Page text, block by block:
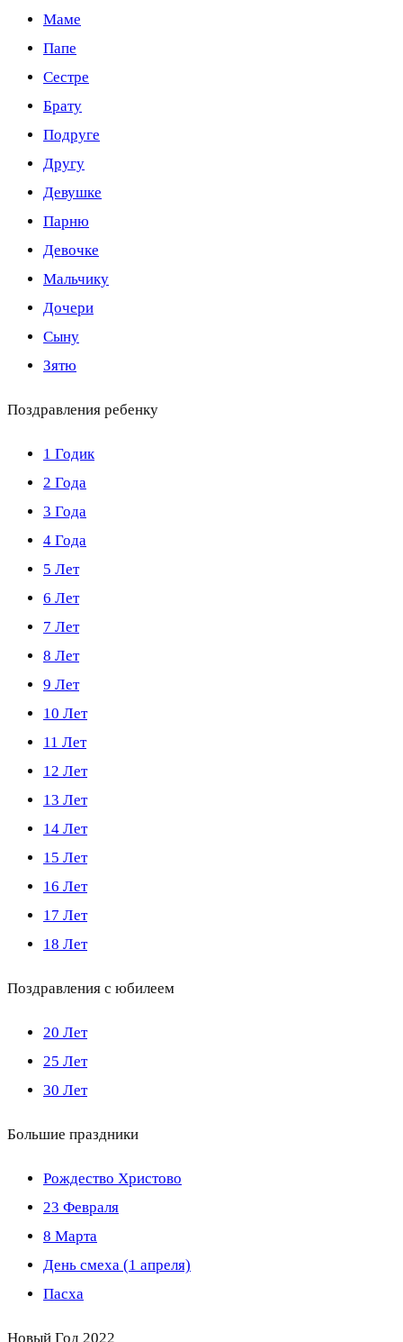
Маме
Папе
Сестре
Брату
Подруге
Другу
Девушке
Парню
Девочке
Мальчику
Дочери
Сыну
Зятю
Поздравления ребенку
1 Годик
2 Года
3 Года
4 Года
5 Лет
6 Лет
7 Лет
8 Лет
9 Лет
10 Лет
11 Лет
12 Лет
13 Лет
14 Лет
15 Лет
16 Лет
17 Лет
18 Лет
Поздравления с юбилеем
20 Лет
25 Лет
30 Лет
Большие праздники
Рождество Христово
23 Февраля
8 Марта
День смеха (1 апреля)
Пасха
Новый Год 2022